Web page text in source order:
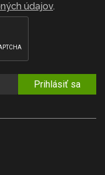
údajov.
Prihlásiť sa